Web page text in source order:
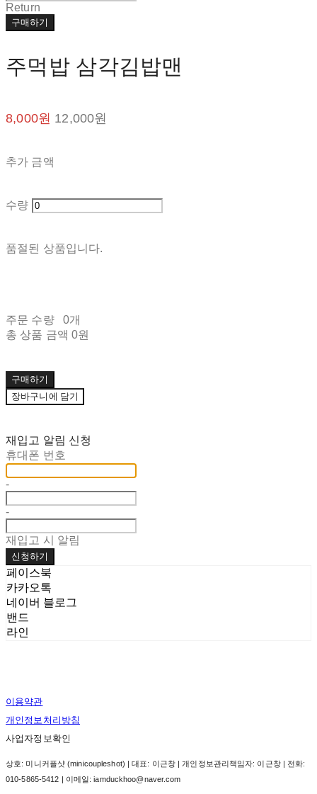
Return
구매하기
주먹밥 삼각김밥맨
8,000원 12,000원
추가 금액
수량
품절된 상품입니다.
주문 수량
0개
총 상품 금액 0원
구매하기
장바구니에 담기
재입고 알림 신청
휴대폰 번호
-
-
재입고 시 알림
신청하기
페이스북
카카오톡
네이버 블로그
밴드
라인
이용약관
개인정보처리방침
사업자정보확인
상호: 미니커플샷 (minicoupleshot) | 대표: 이근창 | 개인정보관리책임자: 이근창 | 전화:
010-5865-5412 | 이메일: iamduckhoo@naver.com